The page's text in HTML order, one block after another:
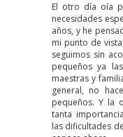
El otro día oía
necesidades
años, y he
mi punto de
seguimos sin
pequeños ya
maestras y
general, no
pequeños. Y la
tanta
las dificultades